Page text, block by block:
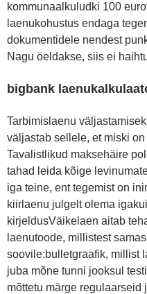
kommunaalkuludki 100
laenukohustus endaga
dokumentidele nendest
Nagu öeldakse, siis ei
bigbank
Tarbimislaenu
väljastab sellele, et miski
Tavalistlikud maksehäire
tahad leida kõige
iga teine, ent tegemist on
kiirlaenu julgelt olema
kirjeldusVäikelaen aitab
laenutoode, millistest
soovile:bulletgraafik, millist
juba mõne tunni jooksul
mõttetu märge